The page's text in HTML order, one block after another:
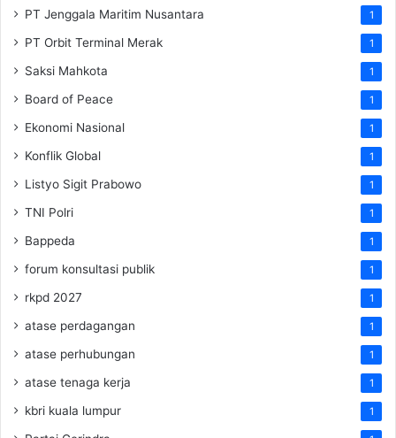
PT Jenggala Maritim Nusantara 1
PT Orbit Terminal Merak 1
Saksi Mahkota 1
Board of Peace 1
Ekonomi Nasional 1
Konflik Global 1
Listyo Sigit Prabowo 1
TNI Polri 1
Bappeda 1
forum konsultasi publik 1
rkpd 2027 1
atase perdagangan 1
atase perhubungan 1
atase tenaga kerja 1
kbri kuala lumpur 1